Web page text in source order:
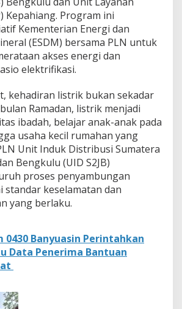
P
B
L
Kepahiang. Program ini
Kementerian Energi dan
(ESDM) bersama PLN untuk
akses energi dan
elektrifikasi.
kehadiran listrik bukan sekadar
Ramadan, listrik menjadi
ibadah, belajar anak-anak pada
usaha kecil rumahan yang
Unit Induk Distribusi Sumatera
Bengkulu (UID S2JB)
proses penyambungan
standar keselamatan dan
yang berlaku.
0430 Banyuasin Perintahkan
Data Penerima Bantuan